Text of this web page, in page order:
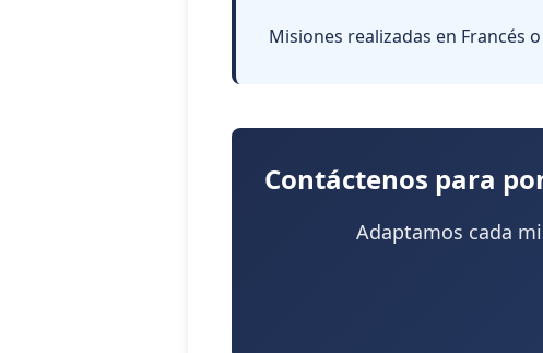
Misiones realizadas en Francés
Contáctenos para
Adaptamos cada